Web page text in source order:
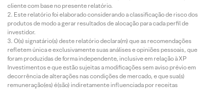
cliente com base no presente relatório.
Este relatório foi elaborado considerando a classificação de risco dos
produtos de modo a gerar resultados de alocação para cada perfil de
investidor.
O(s) signatário(s) deste relatório declara(m) que as recomendações
refletem única e exclusivamente suas análises e opiniões pessoais, que
foram produzidas de forma independente, inclusive em relação à XP
Investimentos e que estão sujeitas a modificações sem aviso prévio em
decorrência de alterações nas condições de mercado, e que sua(s)
remuneração(es) é(são) indiretamente influenciada por receitas